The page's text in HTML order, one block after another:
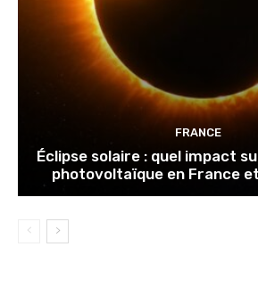
FRANCE
Éclipse solaire : quel impact
photovoltaïque en France